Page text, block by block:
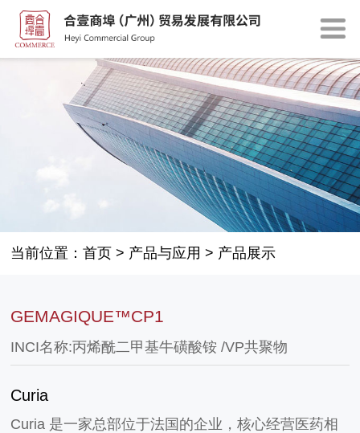
当前位置：首页 > 产品与应用 > 产品展示
GEMAGIQUE™CP1
INCI名称:丙烯酰二甲基牛磺酸铵 /VP共聚物
Curia
Curia 是一家总部位于法国的企业，核心经营医药相